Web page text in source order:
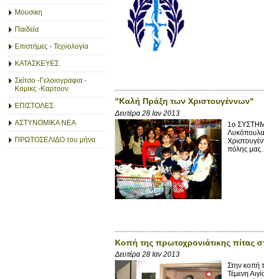
Μουσικη
Παιδεία
Επιστήμες - Τεχνολογία
ΚΑΤΑΣΚΕΥΕΣ
Σκίτσο -Γελοιογραφια -
Κομικς -Καρτουν
ΕΠΙΣΤΟΛΕΣ
ΑΣΤΥΝΟΜΙΚΑ ΝΕΑ
ΠΡΩΤΟΣΕΛΙΔΟ του μήνα
"Καλή Πράξη των Χριστουγέννων"
Δευτέρα 28 Ιαν 2013
1ο
πόλης μας.
Κοπή της πρωτοχρονιάτικης πίτας
Δευτέρα 28 Ιαν 2013
Στην κοπή
Τέμενη